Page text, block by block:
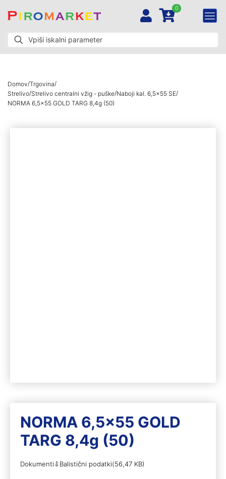
0
Domov/Trgovina/
Strelivo/Strelivo centralni vžig - puške/Naboji kal. 6,5x55 SE/
NORMA 6,5×55 GOLD TARG 8,4g (50)
NORMA 6,5×55 GOLD
TARG 8,4g (50)
Dokumenti⇩Balistični podatki(56,47 KB)